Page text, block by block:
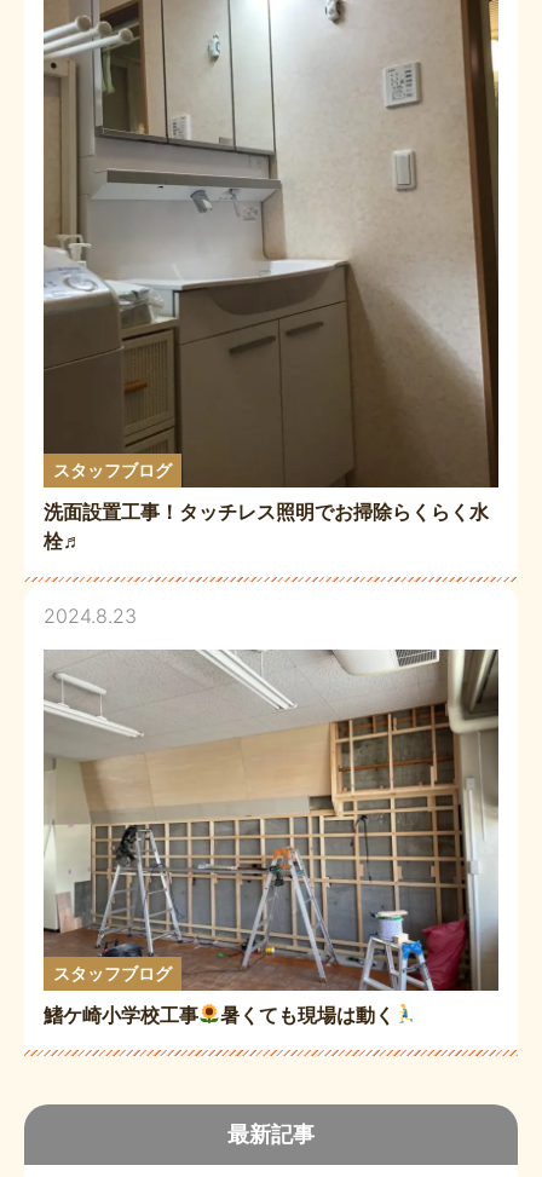
最新記事
スタッフブログ
洗面設置工事！タッチレス照明でお掃除らくらく水
栓♬
2024.8.23
スタッフブログ
鰭ケ崎小学校工事 暑くても現場は動く